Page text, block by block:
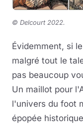
© Delcourt 2022.
Évidemment, si
malgré tout le
pas beaucoup
Un maillot pour
l'univers du foot
épopée